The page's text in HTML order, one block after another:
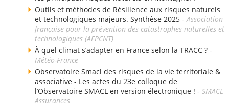
Outils et méthodes de Résilience aux risques naturels
et technologiques majeurs. Synthèse 2025 -Association
française pour la prévention des catastrophes naturelles et
technologiques (AFPCNT)
À quel climat s’adapter en France selon la TRACC ? -
Météo-France
Observatoire Smacl des risques de la vie territoriale &
associative - Les actes du 23e colloque de
l’Observatoire SMACL en version électronique ! - SMACL
Assurances